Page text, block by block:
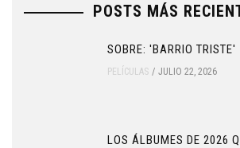
POSTS MÁS
SOBRE: 'BARRIO TRISTE'
PELÍCULAS JULIO 22, 2026
LOS ÁLBUMES DE 2026